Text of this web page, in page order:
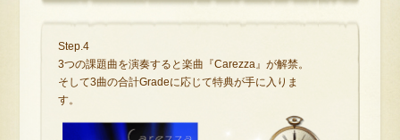
Step.4
3つの課題曲を演奏すると楽曲『Carezza』が解禁。
そして3曲の合計Gradeに応じて特典が手に入りま
す。